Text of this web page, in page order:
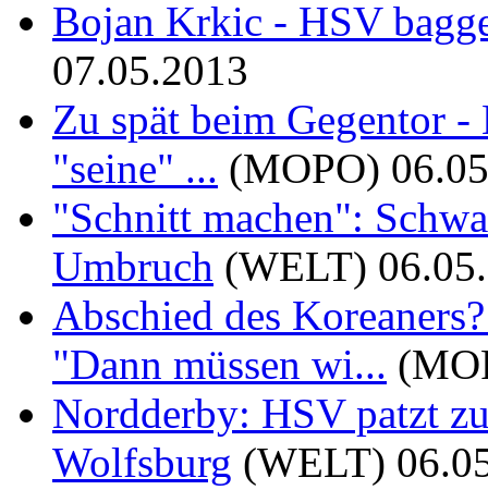
Bojan Krkic - HSV
07.05.2013
Zu spät beim Gegentor -
"seine" ... (MOPO)
"Schnitt machen":
Umbruch (WELT)
Abschied des
"Dann müssen wi...
Nordderby: HSV patzt
Wolfsburg (WELT)